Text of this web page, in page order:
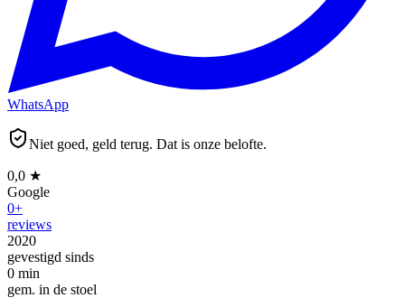
WhatsApp
Niet goed, geld terug. Dat is onze belofte.
0,0 ★
Google
0+
reviews
2020
gevestigd sinds
0 min
gem. in de stoel